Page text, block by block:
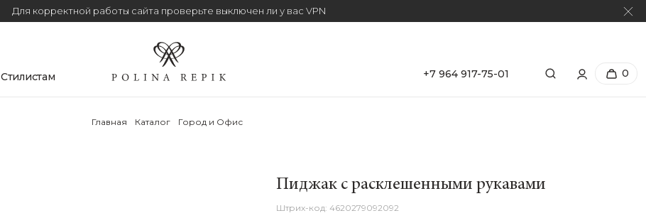
Для корректной работы сайта проверьте выключен ли у вас VPN
Стилистам +7 964 917-75-01 0
Главная Каталог Город и Офис
Пиджак с расклешенными рукавами
4620279092092